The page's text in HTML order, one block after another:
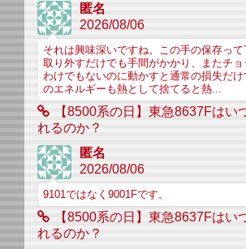
匿名
2026/08/06
それは興味深いですね。この手の保存っ
取り外すだけでも手間がかかり、またチ
わけでもないのに動かすと通常の損失だ
のエネルギーも熱として捨てると熱...
【8500系の日】東急8637Fはい
れるのか？
匿名
2026/08/06
9101ではなく9001Fです。
【8500系の日】東急8637Fはい
れるのか？